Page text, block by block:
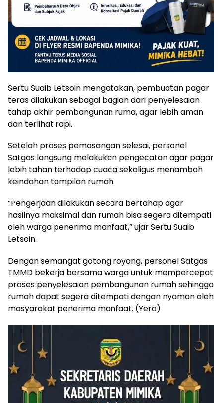
Sertu Suaib Letsoin mengatakan, pembuatan pagar
teras dilakukan sebagai bagian dari penyelesaian
tahap akhir pembangunan ruma, agar lebih aman
dan terlihat rapi.
Setelah proses pemasangan selesai, personel
Satgas langsung melakukan pengecatan agar pagar
lebih tahan terhadap cuaca sekaligus menambah
keindahan tampilan rumah.
“Pengerjaan dilakukan secara bertahap agar
hasilnya maksimal dan rumah bisa segera ditempati
oleh warga penerima manfaat,” ujar Sertu Suaib
Letsoin.
Dengan semangat gotong royong, personel Satgas
TMMD bekerja bersama warga untuk mempercepat
proses penyelesaian pembangunan rumah sehingga
rumah dapat segera ditempati dengan nyaman oleh
masyarakat penerima manfaat. (Yero)